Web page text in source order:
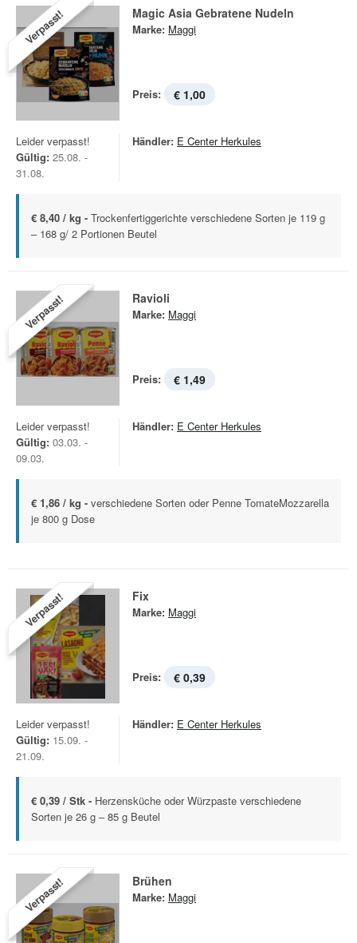
Verpasst! Magic Asia Gebratene Nudeln
Marke: Maggi
Preis: € 1,00
Leider verpasst!
Gültig: 25.08. -
31.08.
Händler: E Center Herkules
€ 8,40 / kg - Trockenfertiggerichte verschiedene Sorten je 119 g
– 168 g/ 2 Portionen Beutel
Verpasst! Ravioli
Marke: Maggi
Preis: € 1,49
Leider verpasst!
Gültig: 03.03. -
09.03.
Händler: E Center Herkules
€ 1,86 / kg - verschiedene Sorten oder Penne TomateMozzarella
je 800 g Dose
Verpasst! Fix
Marke: Maggi
Preis: € 0,39
Leider verpasst!
Gültig: 15.09. -
21.09.
Händler: E Center Herkules
€ 0,39 / Stk - Herzensküche oder Würzpaste verschiedene
Sorten je 26 g – 85 g Beutel
Verpasst! Brühen
Marke: Maggi